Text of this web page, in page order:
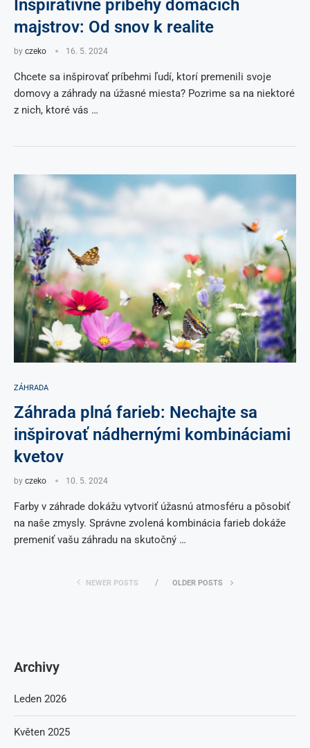
Inšpiratívne príbehy domácich
majstrov: Od snov k realite
by czeko 16. 5. 2024
Chcete sa inšpirovať príbehmi ľudí, ktorí premenili svoje
domovy a záhrady na úžasné miesta? Pozrime sa na niektoré
z nich, ktoré vás …
ZÁHRADA
Záhrada plná farieb: Nechajte sa
inšpirovať nádhernými kombináciami
kvetov
by czeko 10. 5. 2024
Farby v záhrade dokážu vytvoriť úžasnú atmosféru a pôsobiť
na naše zmysly. Správne zvolená kombinácia farieb dokáže
premeniť vašu záhradu na skutočný …
NEWER POSTS OLDER POSTS
Archivy
Leden 2026
Květen 2025